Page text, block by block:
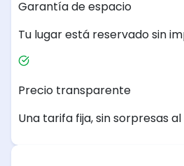
Garantía de espacio
Tu lugar está reservado sin
Precio transparente
Una tarifa fija, sin sorpresas al